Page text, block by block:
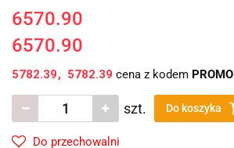
6570.90
6570.90
5782.39 5782.39 cena z kodem PROMO
szt. Do koszyka
Do przechowalni